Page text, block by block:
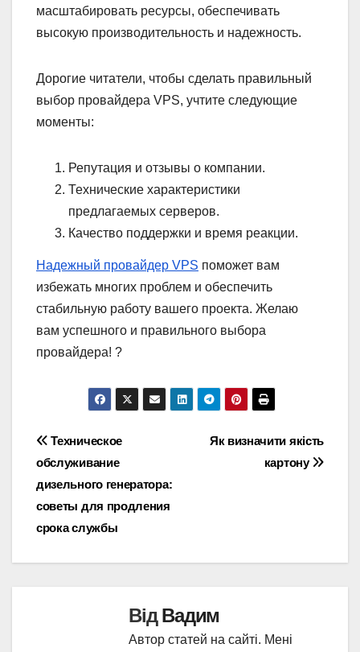
масштабировать ресурсы, обеспечивать
высокую производительность и надежность.
Дорогие читатели, чтобы сделать правильный
выбор провайдера VPS, учтите следующие
моменты:
Репутация и отзывы о компании.
Технические характеристики
предлагаемых серверов.
Качество поддержки и время реакции.
Надежный провайдер VPS поможет вам
избежать многих проблем и обеспечить
стабильную работу вашего проекта. Желаю
вам успешного и правильного выбора
провайдера! ?
Навігація
записів
Як визначити якість
картону
Техническое
обслуживание
дизельного генератора:
советы для продления
срока службы
ВідВадим
Автор статей на сайті. Мені